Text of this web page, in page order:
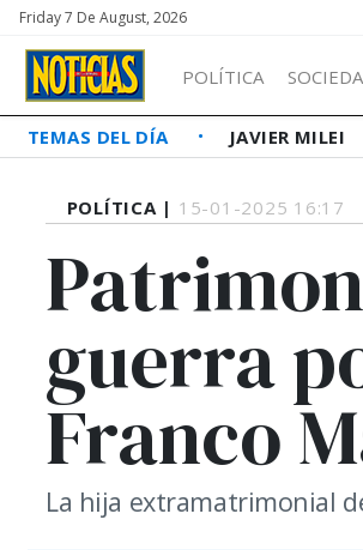
Friday 7 De August, 2026
POLÍTICA
TEMAS DEL DÍA JAVIER MILEI
POLÍTICA | 15-01-2025 16:17
guerra
Franco
La hija extramatrimonial